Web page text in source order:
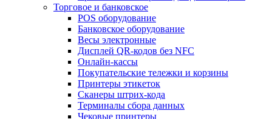
Торговое и банковское
POS оборудование
Банковское оборудование
Весы электронные
Дисплей QR-кодов без NFC
Онлайн-кассы
Покупательские тележки и корзины
Принтеры этикеток
Сканеры штрих-кода
Терминалы сбора данных
Чековые принтеры